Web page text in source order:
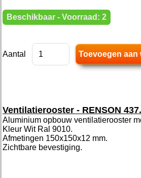
Beschikbaar - Voorraad: 2
Aantal
Ventilatierooster - RENSON 437.
Aluminium opbouw ventilatierooster
Kleur Wit Ral 9010.
Afmetingen 150x150x12 mm.
Zichtbare bevestiging.